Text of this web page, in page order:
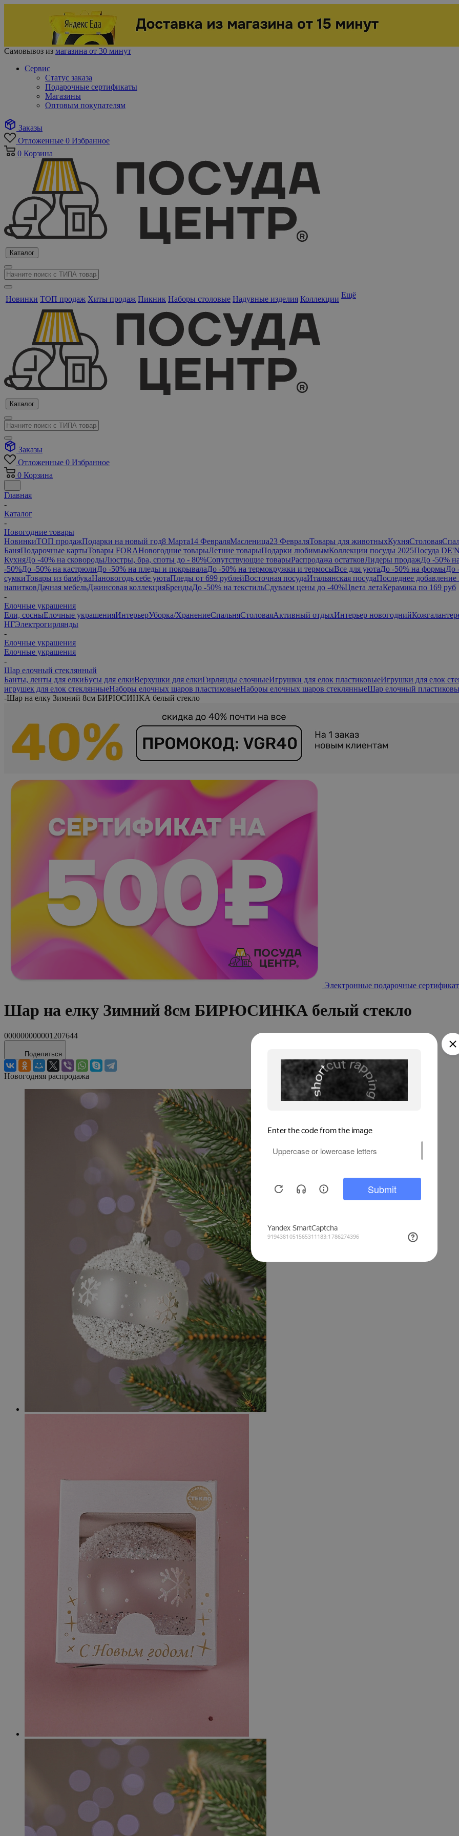
Самовывоз из магазина от 30 минут
Сервис
Статус заказа
Подарочные сертификаты
Магазины
Оптовым покупателям
Заказы
Отложенные 0 Избранное
0 Корзина
Каталог
Новинки ТОП продаж Хиты продаж Пикник Наборы столовые Надувные изделия Коллекции Ещё
Каталог
Заказы
Отложенные 0 Избранное
0 Корзина
Главная
-
Каталог
-
Новогодние товары
НовинкиТОП продажПодарки на новый год8 Марта14 ФевраляМасленица23 ФевраляТовары для животныхКухняСтоловая
БаняПодарочные картыТовары FORAНовогодние товарыЛетние товарыПодарки любимымКоллекции посуды 2025Посуда
КухняДо -40% на сковородыЛюстры, бра, споты до - 80%Сопутствующие товарыРаспродажа остатковЛидеры продажДо -50%
-50%До -50% на кастрюлиДо -50% на пледы и покрывалаДо -50% на термокружки и термосыВсе для уютаДо -50% на формыДо
сумкиТовары из бамбукаНановогодь себе уютаПледы от 699 рублейВосточная посудаИтальянская посудаПоследнее добавление
напитковДачная мебельДжинсовая коллекцияБрендыДо -50% на текстильСдуваем цены до -40%Цвета летаКерамика по 169 руб
-
Елочные украшения
Ели, сосныЕлочные украшенияИнтерьерУборка/ХранениеСпальняСтоловаяАктивный отдыхИнтерьер новогодний
НГЭлектрогирлянды
-
Елочные украшения
Елочные украшения
-
Шар елочный стеклянный
Банты, ленты для елкиБусы для елкиВерхушки для елкиГирлянды елочныеИгрушки для елок пластиковыеИгрушки для елок
игрушек для елок стеклянныеНаборы елочных шаров пластиковыеНаборы елочных шаров стеклянныеШар елочный
-Шар на елку Зимний 8см БИРЮСИНКА белый стекло
Электронные подарочные
Шар на елку Зимний 8см БИРЮСИНКА белый стекло
000000000001207644
Поделиться
Новогодняя распродажа